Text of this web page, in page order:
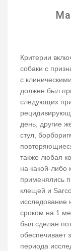
Критерии
собаки с
с
должен был
следующих
день, другие
стул,
также любая
на какой-либо
применялись
клещей и
исследование
сроком на 1
был сделан
обеспечивает
периода